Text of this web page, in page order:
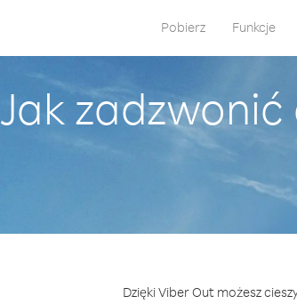
Pobierz Funkcje
Jak
Dzięki Viber Out możesz